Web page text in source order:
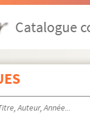
Catalogue